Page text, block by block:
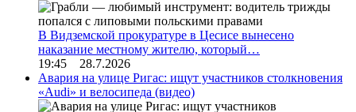
В Видземской прокуратуре в Цесисе вынесено
наказание местному жителю, который…
19:45 28.7.2026
Авария на улице Ригас: ищут участников столкновения
«Audi» и велосипеда (видео)